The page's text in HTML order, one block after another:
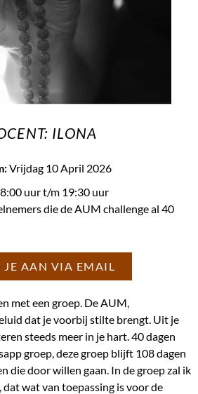
ILONA
Vrijdag 10 April 2026
uurt/m 19:30 uur
die de AUM challenge al 40
JE AAN VIA EMAIL
met een groep. De AUM,
dat je voorbij stilte brengt. Uit je
steeds meer in je hart. 40 dagen
groep, deze groep blijft 108 dagen
die door willen gaan. In de groep zal ik
dat wat van toepassing is voor de